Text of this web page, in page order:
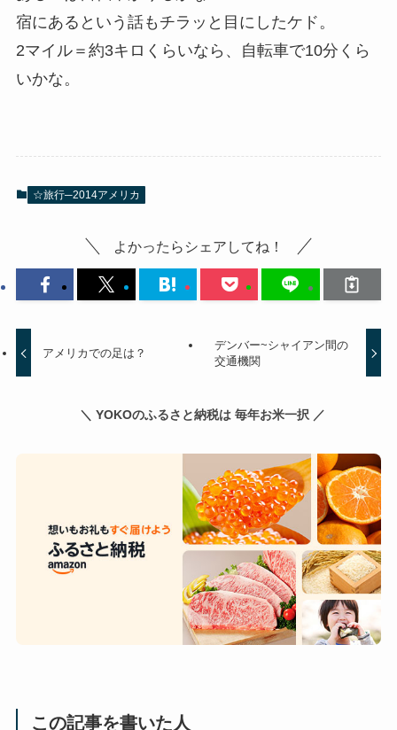
宿にあるという話もチラッと目にしたケド。
2マイル＝約3キロくらいなら、自転車で10分くら
いかな。
☆旅行─2014アメリカ
よかったらシェアしてね！
アメリカでの足は？
デンバー~シャイアン間の
交通機関
＼ YOKOのふるさと納税は 毎年お米一択 ／
この記事を書いた人